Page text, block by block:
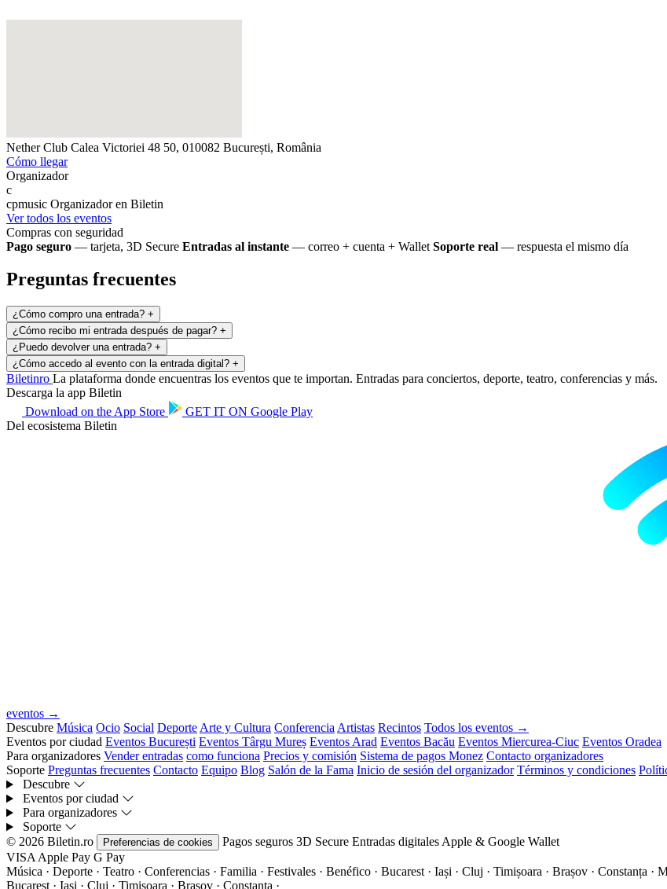
Nether Club Calea Victoriei 48 50, 010082 București, România
Cómo llegar
Organizador
c
cpmusic Organizador en Biletin
Ver todos los eventos
Compras con seguridad
Pago seguro — tarjeta, 3D Secure Entradas al instante — correo + cuenta + Wallet Soporte real — respuesta el mismo día
Preguntas frecuentes
¿Cómo compro una entrada? +
¿Cómo recibo mi entrada después de pagar? +
¿Puedo devolver una entrada? +
¿Cómo accedo al evento con la entrada digital? +
Biletinro La plataforma donde encuentras los eventos que te importan. Entradas para conciertos, deporte, teatro, conferencias y más.
Descarga la app Biletin
Download on the App Store GET IT ON Google Play
Del ecosistema Biletin
eventos →
Descubre Música Ocio Social Deporte Arte y Cultura Conferencia Artistas Recintos Todos los eventos →
Eventos por ciudad Eventos București Eventos Târgu Mureș Eventos Arad Eventos Bacău Eventos Miercurea-Ciuc Eventos Oradea
Para organizadores Vender entradas como funciona Precios y comisión Sistema de pagos Monez Contacto organizadores
Soporte Preguntas frecuentes Contacto Equipo Blog Salón de la Fama Inicio de sesión del organizador Términos y condiciones
Descubre
Eventos por ciudad
Para organizadores
Soporte
© 2026 Biletin.ro
Preferencias de cookies Pagos seguros 3D Secure Entradas digitales Apple & Google Wallet
VISA Apple Pay G Pay
Música · Deporte · Teatro · Conferencias · Familia · Festivales · Benéfico · Bucarest · Iași · Cluj · Timișoara · Brașov · Constanța ·
Bucarest · Iași · Cluj · Timișoara · Brașov · Constanța ·